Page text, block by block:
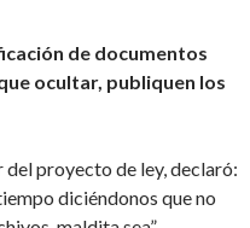
de documentos
ocultar, publiquen los
proyecto de ley, declaró:
diciéndonos que no